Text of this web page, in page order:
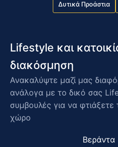
Δυτικά Προάστια
Lifestyle και
διακόσμηση
Ανακαλύψτε μαζί μας
ανάλογα με το δικό σας
συμβουλές για να
χώρο
Βεράντα